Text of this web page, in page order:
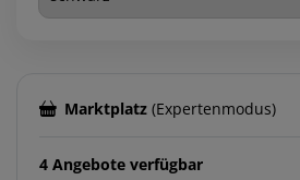
Marktplatz(Expertenmodus)
4 Angebote verfügbar